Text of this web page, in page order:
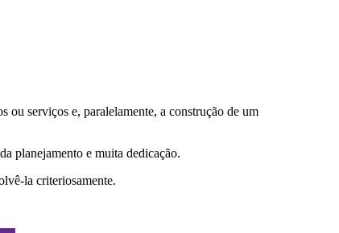
ou serviços e, paralelamente, a construção de um
planejamento e muita dedicação.
la criteriosamente.